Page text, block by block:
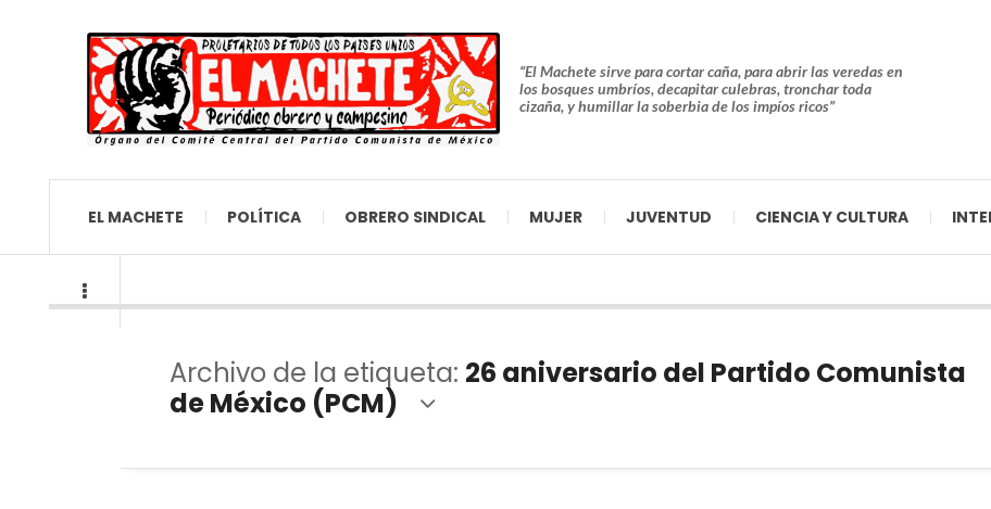
“El Machete sirve para cortar caña, para abrir las veredas en
los bosques umbríos, decapitar culebras, tronchar toda
cizaña, y humillar la soberbia de los impíos ricos”
EL MACHETE POLÍTICA OBRERO SINDICAL MUJER JUVENTUD CIENCIA Y CULTURA
Archivo de la etiqueta: 26 aniversario del Partido Comunista
de México (PCM)